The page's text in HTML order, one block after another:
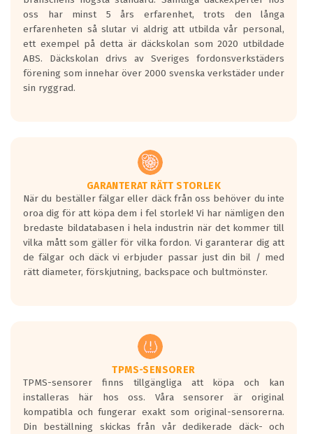
Inga D eller G betyg delas ut för
personbilar och lätta lastbilar.
Betyget sätts efter ett test där däcken
skall bromsa in på en väg där det ligger
0.5-1.5 mm vatten.
I 80km/h kommer skillnaden på
Vid körning i över 50km/h brukar
rullmotståndets ljud överträffa
motorljudet.
På däckmärkningen kommer det finnas
en symbol av ett däck med vågar. Hög
bullernivå markeras med svarta vågor
medans de vita vågorna påvisar om det är
ett tyst däck.
regelverket som introduceras år 2016.
Ett däck med två svarta vågor är redan
godkända för år 2016 nya regelverk.
Ett däck med en svart våg kommer vara
minst tre decibel tystare än det
regelverk som börjar gälla 2016.
oss har minst 5 års erfarenhet, trots den långa
erfarenheten så slutar vi aldrig att utbilda vår personal,
ett exempel på detta är däckskolan som 2020 utbildade
ABS. Däckskolan drivs av Sveriges fordonsverkstäders
förening som innehar över 2000 svenska verkstäder under
sin ryggrad.
GARANTERAT RÄTT STORLEK
När du beställer fälgar eller däck från oss behöver du inte
oroa dig för att köpa dem i fel storlek! Vi har nämligen den
bredaste bildatabasen i hela industrin när det kommer till
vilka mått som gäller för vilka fordon. Vi garanterar dig att
de fälgar och däck vi erbjuder passar just din bil / med
rätt diameter, förskjutning, backspace och bultmönster.
TPMS-SENSORER
TPMS-sensorer finns tillgängliga att köpa och kan
installeras här hos oss. Våra sensorer är original
kompatibla och fungerar exakt som original-sensorerna.
Din beställning skickas från vår dedikerade däck- och